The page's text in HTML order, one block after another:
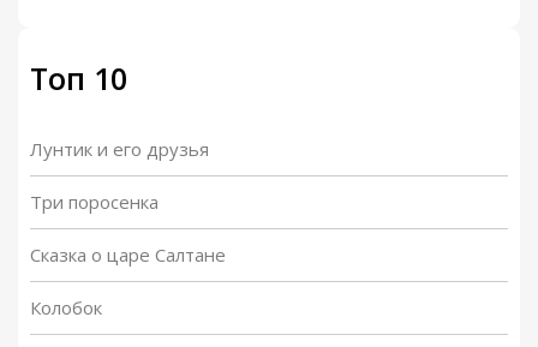
Топ 10
Лунтик и его друзья
Три поросенка
Сказка о царе Салтане
Колобок